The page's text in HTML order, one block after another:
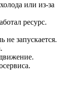
или из‑за
ресурс.
не запускается.